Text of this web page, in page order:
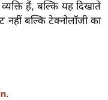
हैं, बल्कि यह दिखाते
बल्कि टेक्नोलॉजी का